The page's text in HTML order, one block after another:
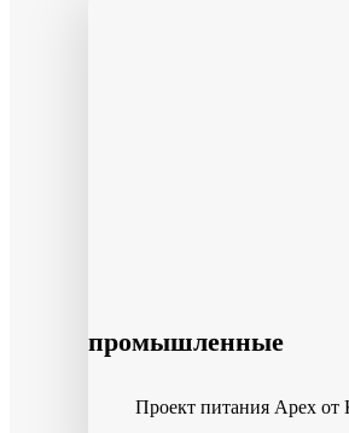
промышленные
Проект питания Apex от